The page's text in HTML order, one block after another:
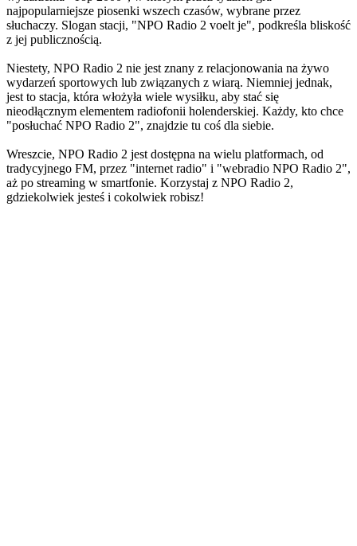
najpopularniejsze piosenki wszech czasów, wybrane przez
słuchaczy. Slogan stacji, "NPO Radio 2 voelt je", podkreśla bliskość
z jej publicznością.
Niestety, NPO Radio 2 nie jest znany z relacjonowania na żywo
wydarzeń sportowych lub związanych z wiarą. Niemniej jednak,
jest to stacja, która włożyła wiele wysiłku, aby stać się
nieodłącznym elementem radiofonii holenderskiej. Każdy, kto chce
"posłuchać NPO Radio 2", znajdzie tu coś dla siebie.
Wreszcie, NPO Radio 2 jest dostępna na wielu platformach, od
tradycyjnego FM, przez "internet radio" i "webradio NPO Radio 2",
aż po streaming w smartfonie. Korzystaj z NPO Radio 2,
gdziekolwiek jesteś i cokolwiek robisz!